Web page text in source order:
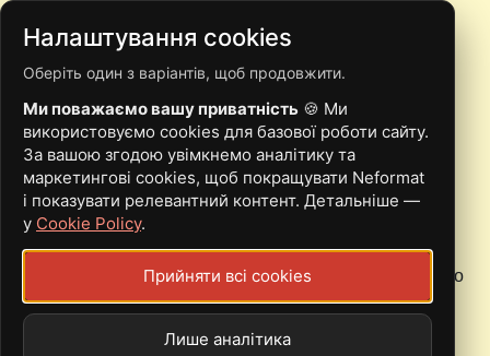
GENDER STUDIES
Минулої п'ятниці новий альбом "Часослов" острозького
прог-рок-гуртуGender Studiesпобачив світ на лейблі
Налаштування cookies
Оберіть один з варіантів, щоб продовжити.
Ми поважаємо вашу приватність 🍪 Ми
використовуємо cookies для базової роботи сайту.
За вашою згодою увімкнемо аналітику та
маркетингові cookies, щоб покращувати Neformat
і показувати релевантний контент. Детальніше —
у Cookie Policy.
Прийняти всі cookies
Лише аналітика